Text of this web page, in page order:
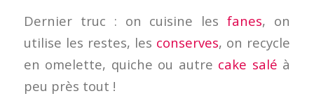
Dernier truc : on cuisine lesfanes, on
utilise les restes, les conserves, on recycle
en omelette, quiche ou autre cake salé à
peu près tout !